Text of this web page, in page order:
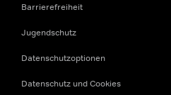
Barrierefreiheit
Jugendschutz
Datenschutzoptionen
Datenschutz und Cookies